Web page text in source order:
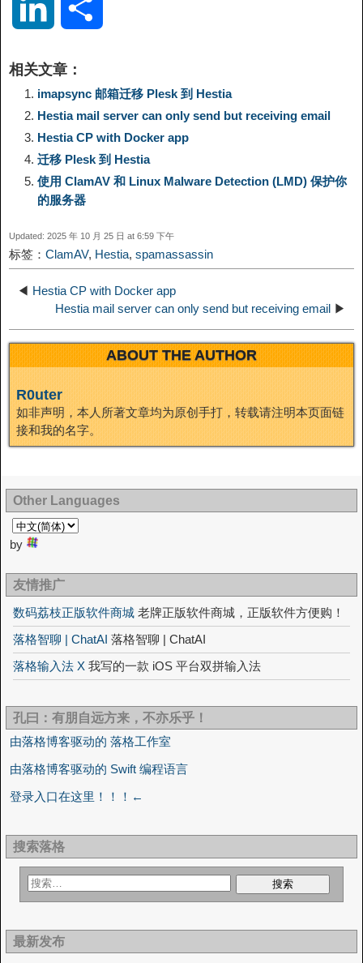
y
L
i
n
k
g
r
m
b o e
n
k
e
I
n
相关文章：
imapsync 邮箱迁移 Plesk 到 Hestia
Hestia mail server can only send but receiving email
Hestia CP with Docker app
迁移 Plesk 到 Hestia
使用 ClamAV 和 Linux Malware Detection (LMD) 保护你
的服务器
Updated: 2025 年 10 月 25 日 at 6:59 下午
标签： ClamAV, Hestia, spamassassin
◀ Hestia CP with Docker app
Hestia mail server can only send but receiving email ▶
ABOUT THE AUTHOR
R0uter
如非声明，本人所著文章均为原创手打，转载请注明本页面链
接和我的名字。
Other Languages
by
友情推广
数码荔枝正版软件商城 老牌正版软件商城，正版软件方便购！
落格智聊 | ChatAI 落格智聊 | ChatAI
落格输入法 X 我写的一款 iOS 平台双拼输入法
孔曰：有朋自远方来，不亦乐乎！
由落格博客驱动的 落格工作室
由落格博客驱动的 Swift 编程语言
登录入口在这里！！！←
搜索落格
最新发布